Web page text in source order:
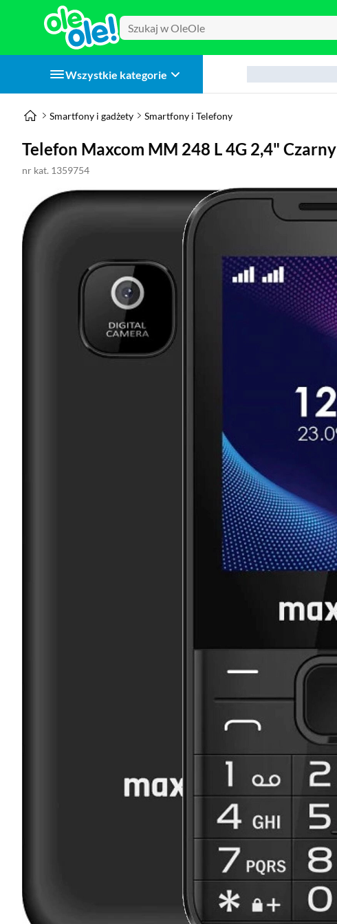
Wszystkie kategorie
Smartfony i gadżety Smartfony i Telefony
Telefon Maxcom MM 248 L 4G 2,4" Czarny
nr kat. 1359754